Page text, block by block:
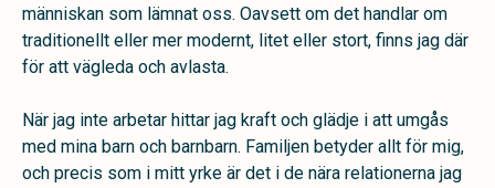
människan som lämnat oss. Oavsett om det handlar om
traditionellt eller mer modernt, litet eller stort, finns jag där
för att vägleda och avlasta.
När jag inte arbetar hittar jag kraft och glädje i att umgås
med mina barn och barnbarn. Familjen betyder allt för mig,
och precis som i mitt yrke är det i de nära relationerna jag